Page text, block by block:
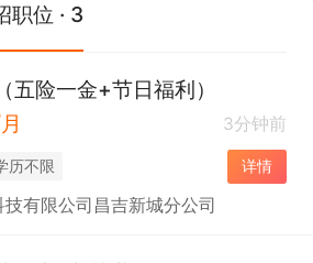
职位 · 3
五险一金+节日福利）
3分钟前
历不限 详情
有限公司昌吉新城分公司